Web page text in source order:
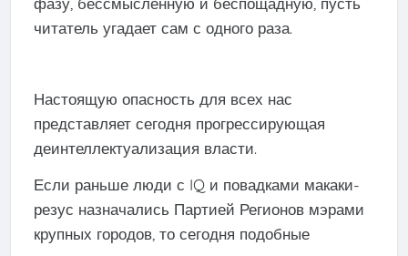
читатель угадает сам с одного раза.
Настоящую опасность для всех нас
представляет сегодня прогрессирующая
деинтеллектуализация власти.
Если раньше люди с IQ и повадками макаки-
резус назначались Партией Регионов мэрами
крупных городов, то сегодня подобные